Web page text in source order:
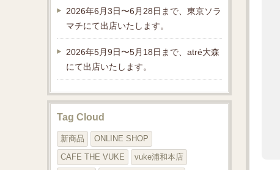
2026年6月3日〜6月28日まで、東京ソラ
マチにて出店いたします。
2026年5月9日〜5月18日まで、atré大森
にて出店いたします。
Tag Cloud
新商品
ONLINE SHOP
CAFE THE VUKE
vuke浦和本店